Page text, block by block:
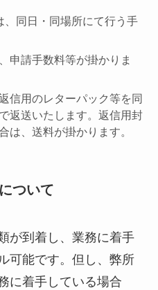
、同日・同場所にて行う手
申請手数料等が掛かりま
信用のレターパック等を同
返送いたします。返信用封
は、送料が掛かります。
ついて
が到着し、業務に着手
可能です。但し、弊所
に着手している場合